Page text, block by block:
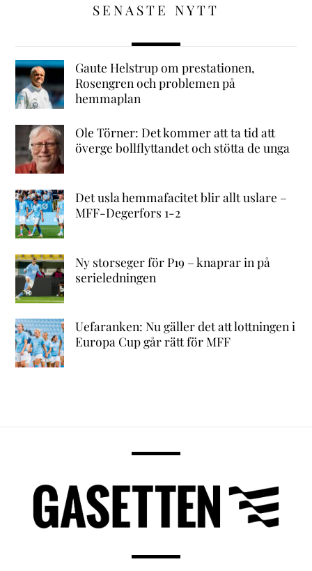
SENASTE NYTT
Gaute Helstrup om prestationen,
Rosengren och problemen på
hemmaplan
Ole Törner: Det kommer att ta tid att
överge bollflyttandet och stötta de unga
Det usla hemmafacitet blir allt uslare –
MFF-Degerfors 1-2
Ny storseger för P19 – knaprar in på
serieledningen
Uefaranken: Nu gäller det att lottningen i
Europa Cup går rätt för MFF